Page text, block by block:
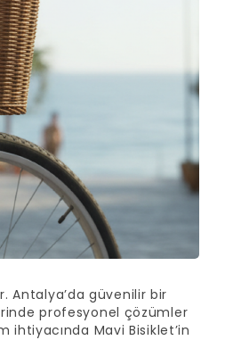
Antalya’da güvenilir bir
profesyonel çözümler
ihtiyacında Mavi Bisiklet’in